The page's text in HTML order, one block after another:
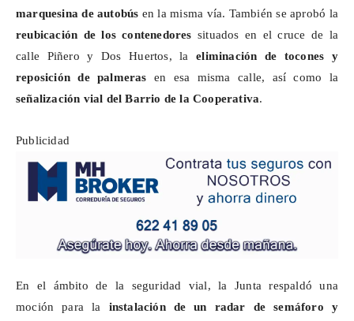
marquesina de autobús en la misma vía. También se aprobó la
reubicación de los contenedores situados en el cruce de la
calle Piñero y Dos Huertos, laeliminación de tocones y
reposición de palmeras en esa misma calle, así como la
señalización vial del Barrio de la Cooperativa.
Publicidad
En el ámbito de la seguridad vial, la Junta respaldó una
moción para la instalación de un radar de semáforo y